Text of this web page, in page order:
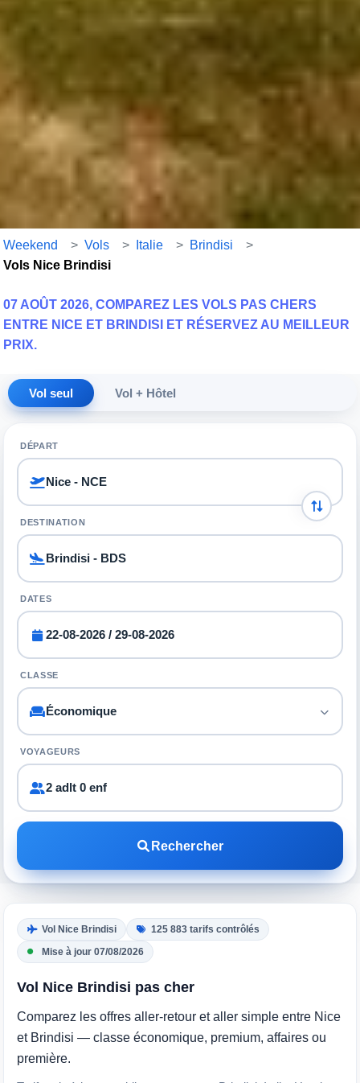
Weekend > Vols > Italie > Brindisi
>
Vols Nice Brindisi
07 AOÛT 2026, COMPAREZ LES VOLS PAS CHERS
ENTRE NICE ET BRINDISI ET RÉSERVEZ AU MEILLEUR
PRIX.
Vol seul Vol + Hôtel
DÉPART
DESTINATION
DATES
CLASSE
VOYAGEURS
2 adlt 0 enf
Rechercher
Vol Nice Brindisi 125 883 tarifs contrôlés
Mise à jour 07/08/2026
Vol Nice Brindisi pas cher
Comparez les offres aller-retour et aller simple entre Nice
et Brindisi — classe économique, premium, affaires ou
première.